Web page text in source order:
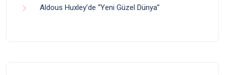
Aldous Huxley’de “Yeni Güzel Dünya”